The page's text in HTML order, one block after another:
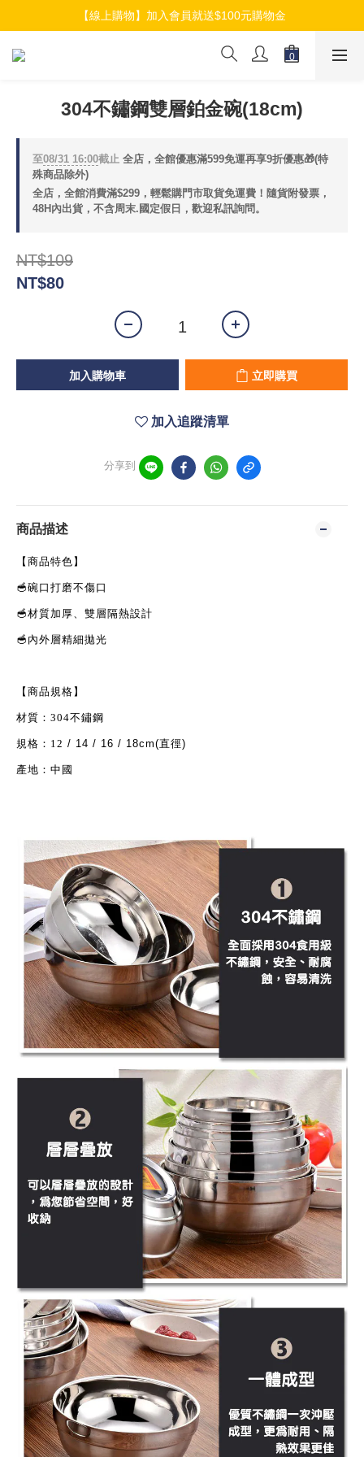
【線上購物】加入會員就送$100元購物金
【線上購物】加入會員就送$100元購物金
【線上購物】介紹好友加入會員再拿$50折扣金
304不鏽鋼雙層鉑金碗(18cm)
至08/31 16:00截止 全店，全館優惠滿599免運再享9折優惠🎁(特
殊商品除外)
全店，全館消費滿$299，輕鬆購門市取貨免運費！隨貨附發票，
48H內出貨，不含周末.國定假日，歡迎私訊詢問。
NT$109
NT$80
加入購物車 立即購買
加入追蹤清單
分享到
商品描述
【商品特色】
🥣碗口打磨不傷口
🥣材質加厚、雙層隔熱設計
🥣 內外層精細拋光
【商品規格】
材質： 304不鏽鋼
規格： 12 / 14 / 16 / 18cm(直徑)
產地：中國